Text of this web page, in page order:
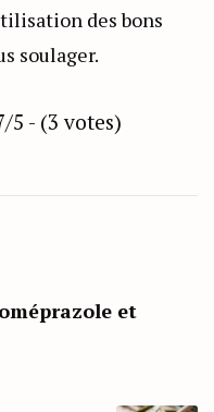
des bons
soulager.
5 - (3 votes)
et